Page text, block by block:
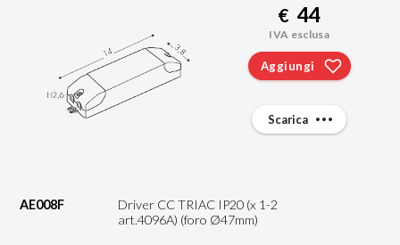
AE008F
Driver CC TRIAC IP20 (x 1-2
art.4096A) (foro Ø47mm)
€ 44
IVA esclusa
Aggiungi
Scarica